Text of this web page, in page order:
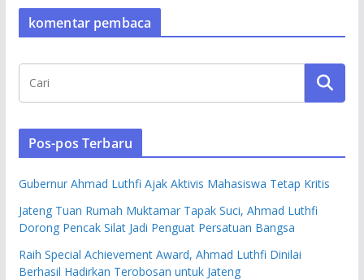
komentar pembaca
Pos-pos Terbaru
Gubernur Ahmad Luthfi Ajak Aktivis Mahasiswa Tetap Kritis
Jateng Tuan Rumah Muktamar Tapak Suci, Ahmad Luthfi
Dorong Pencak Silat Jadi Penguat Persatuan Bangsa
Raih Special Achievement Award, Ahmad Luthfi Dinilai
Berhasil Hadirkan Terobosan untuk Jateng